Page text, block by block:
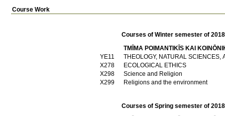
Course Work
Courses of Winter semester of
TMĪMA POIMANTIKĪS KAI
ΥΕ11
THEOLOGY, NATURAL
Χ278
ECOLOGICAL ETHICS
Χ298
Science and Religion
Χ299
Religions and the environment
Courses of Spring semester of